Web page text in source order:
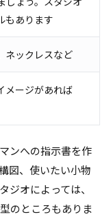
もあります
ネックレスなど
メージがあれば
ンへの指示書を作
図、使いたい小物
ジオによっては、
のところもありま